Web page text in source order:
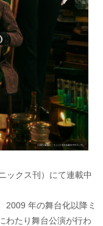
ックス刊）にて連載中
2009 年の舞台化以降ミ
わたり舞台公演が行わ